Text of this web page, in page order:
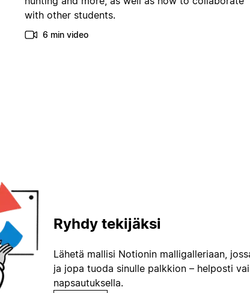
with other students.
6 min video
Ryhdy tekijäksi
Lähetä mallisi Notionin malligalleriaan,
ja jopa tuoda sinulle palkkion – helposti
napsautuksella.